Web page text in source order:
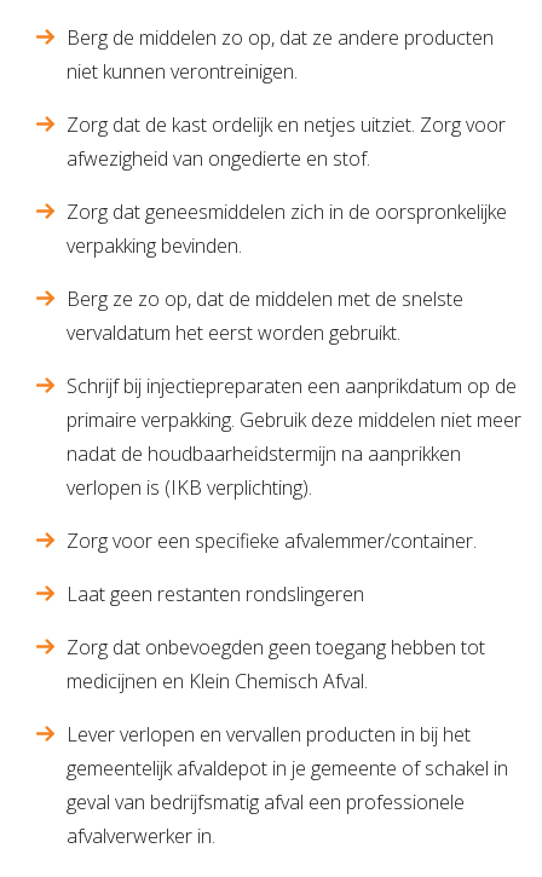
Berg de middelen zo op, dat ze andere producten
niet kunnen verontreinigen.
Zorg dat de kast ordelijk en netjes uitziet. Zorg voor
afwezigheid van ongedierte en stof.
Zorg dat geneesmiddelen zich in de oorspronkelijke
verpakking bevinden.
Berg ze zo op, dat de middelen met de snelste
vervaldatum het eerst worden gebruikt.
Schrijf bij injectiepreparaten een aanprikdatum op de
primaire verpakking. Gebruik deze middelen niet meer
nadat de houdbaarheidstermijn na aanprikken
verlopen is (IKB verplichting).
Zorg voor een specifieke afvalemmer/container.
Laat geen restanten rondslingeren
Zorg dat onbevoegden geen toegang hebben tot
medicijnen en Klein Chemisch Afval.
Lever verlopen en vervallen producten in bij het
gemeentelijk afvaldepot in je gemeente of schakel in
geval van bedrijfsmatig afval een professionele
afvalverwerker in.